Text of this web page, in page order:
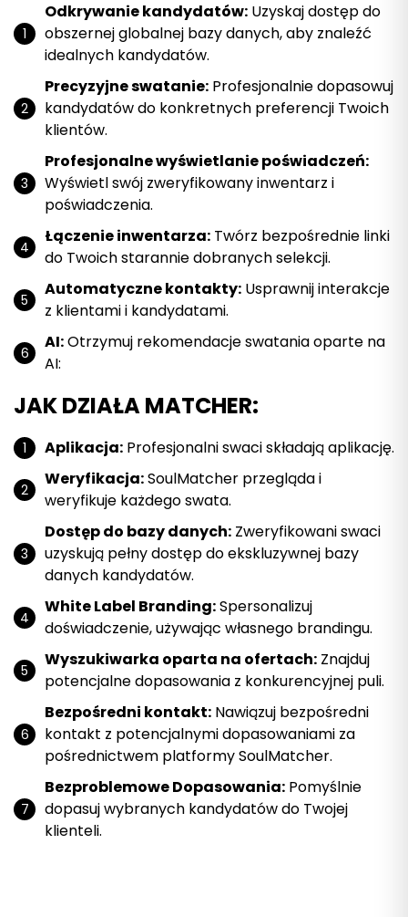
Odkrywanie kandydatów: Uzyskaj dostęp do
obszernej globalnej bazy danych, aby znaleźć
idealnych kandydatów.
Precyzyjne swatanie: Profesjonalnie dopasowuj
kandydatów do konkretnych preferencji Twoich
klientów.
Profesjonalne wyświetlanie poświadczeń:
Wyświetl swój zweryfikowany inwentarz i
poświadczenia.
Łączenie inwentarza: Twórz bezpośrednie linki
do Twoich starannie dobranych selekcji.
Automatyczne kontakty: Usprawnij interakcje
z klientami i kandydatami.
AI:Otrzymuj rekomendacje swatania oparte na
AI:
JAK DZIAŁA MATCHER:
Aplikacja: Profesjonalni swaci składają aplikację.
Weryfikacja:SoulMatcher przegląda i
weryfikuje każdego swata.
Dostęp do bazy danych: Zweryfikowani swaci
uzyskują pełny dostęp do ekskluzywnej bazy
danych kandydatów.
White Label Branding:Spersonalizuj
doświadczenie, używając własnego brandingu.
Wyszukiwarka oparta na ofertach: Znajduj
potencjalne dopasowania z konkurencyjnej puli.
Bezpośredni kontakt: Nawiązuj bezpośredni
kontakt z potencjalnymi dopasowaniami za
pośrednictwem platformy SoulMatcher.
Bezproblemowe Dopasowania: Pomyślnie
dopasuj wybranych kandydatów do Twojej
klienteli.